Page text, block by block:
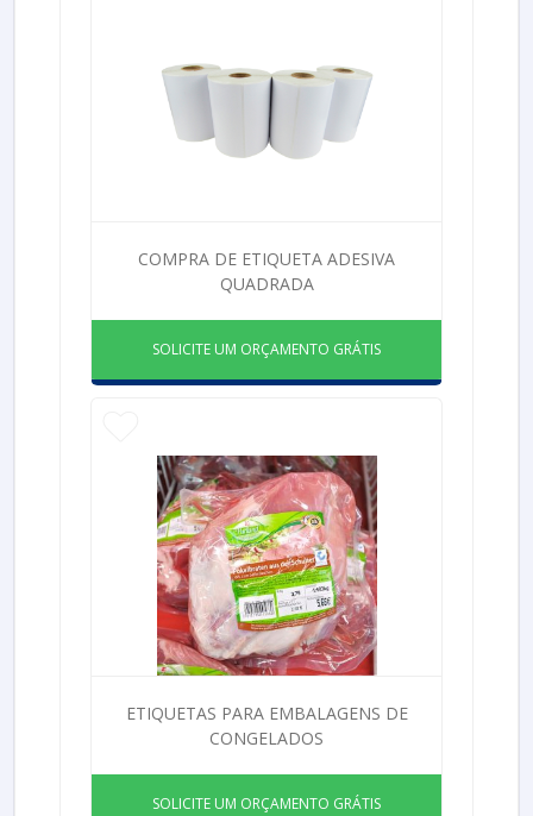
COMPRA DE ETIQUETA ADESIVA
QUADRADA
SOLICITE UM ORÇAMENTO GRÁTIS
ETIQUETAS PARA EMBALAGENS DE
CONGELADOS
SOLICITE UM ORÇAMENTO GRÁTIS